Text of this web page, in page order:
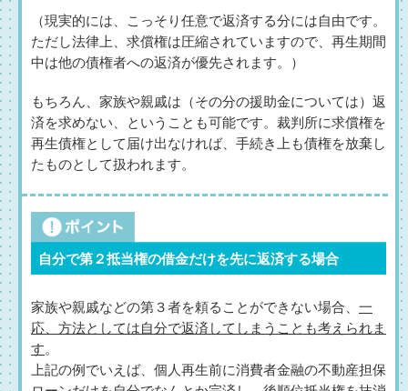
（現実的には、こっそり任意で返済する分には自由です。
ただし法律上、求償権は圧縮されていますので、再生期間
中は他の債権者への返済が優先されます。）
もちろん、家族や親戚は（その分の援助金については）返
済を求めない、ということも可能です。裁判所に求償権を
再生債権として届け出なければ、手続き上も債権を放棄し
たものとして扱われます。
自分で第２抵当権の借金だけを先に返済する場合
家族や親戚などの第３者を頼ることができない場合、 一
応、方法としては自分で返済してしまうことも考えられま
す。
上記の例でいえば、個人再生前に消費者金融の不動産担保